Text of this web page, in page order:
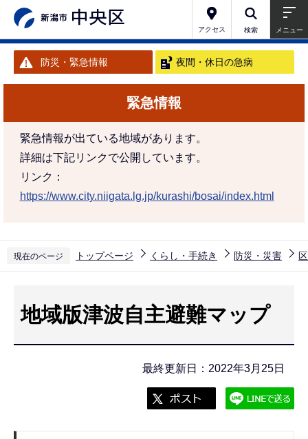
ジ
先
アクセス 検索 メニュー
防災・緊急情報 夜間・休日の急病
緊急情報
緊急情報が出ている地域があります。
詳細は下記リンクで公開しています。
リンク：
https://www.city.niigata.lg.jp/kurashi/bosai/index.html
現在のページ トップページ くらし・手続き 防災・災害
地域版津波自主避難マップ
最終更新日：2022年3月25日